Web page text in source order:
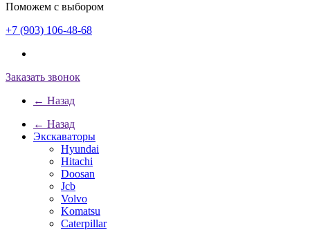
Поможем с выбором
+7 (903) 106-48-68
Заказать звонок
← Назад
← Назад
Экскаваторы
Hyundai
Hitachi
Doosan
Jcb
Volvo
Komatsu
Caterpillar